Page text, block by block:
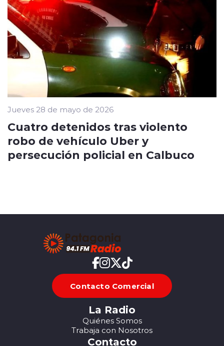
Jueves 28 de mayo de 2026
Cuatro detenidos tras violento
robo de vehículo Uber y
persecución policial en Calbuco
Contacto Comercial
La Radio
Quiénes Somos
Trabaja con Nosotros
Contacto